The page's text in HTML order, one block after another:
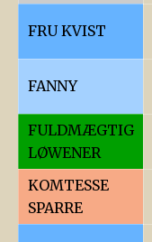
FRU KVIST
FANNY
FULDMÆGTIG
LØWENER
KOMTESSE
SPARRE